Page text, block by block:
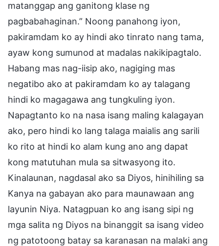
matanggap ang ganitong klase ng
pagbabahaginan.” Noong panahong iyon,
pakiramdam ko ay hindi ako tinrato nang tama,
ayaw kong sumunod at madalas nakikipagtalo.
Habang mas nag-iisip ako, nagiging mas
negatibo ako at pakiramdam ko ay talagang
hindi ko magagawa ang tungkuling iyon.
Napagtanto ko na nasa isang maling kalagayan
ako, pero hindi ko lang talaga maialis ang sarili
ko rito at hindi ko alam kung ano ang dapat
kong matutuhan mula sa sitwasyong ito.
Kinalaunan, nagdasal ako sa Diyos, hinihiling sa
Kanya na gabayan ako para maunawaan ang
layunin Niya. Natagpuan ko ang isang sipi ng
mga salita ng Diyos na binanggit sa isang video
ng patotoong batay sa karanasan na malaki ang